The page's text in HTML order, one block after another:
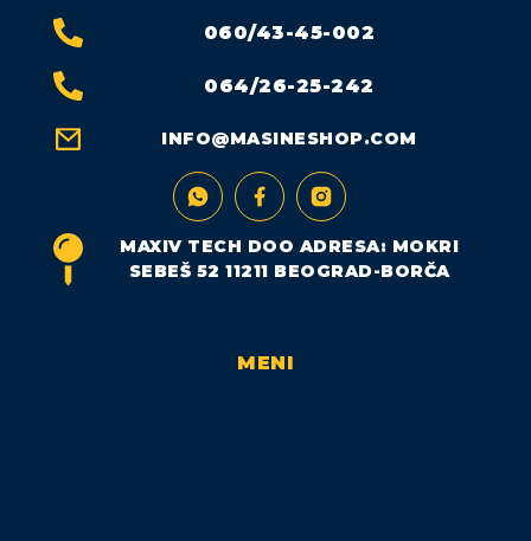
060/43-45-002
064/26-25-242
INFO@MASINESHOP.COM
MAXIV TECH DOO ADRESA: MOKRI
SEBEŠ 52 11211 BEOGRAD-BORČA
MENI